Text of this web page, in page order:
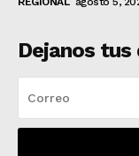
Dejanos tus